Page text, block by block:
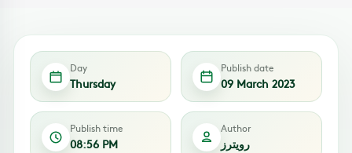
Day
Thursday
Publish date
09 March 2023
Publish time
08:56 PM
Author
رويترز